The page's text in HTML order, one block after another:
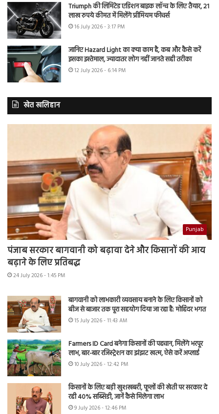
Triumph की लिमिटेड एडिशन बाइक लॉन्च के लिए तैयार, 21
लाख रुपये कीमत में मिलेंगे प्रीमियम फीचर्स
16 July 2026 - 3:17 PM
जानिए Hazard Light का क्या काम है, कब और कैसे करें
इसका इस्तेमाल, ज्यादातर लोग नहीं जानते सही तरीका
12 July 2026 - 6:14 PM
खेत खलिहान
Punjab
पंजाब सरकार बागवानी को बढ़ावा देने और किसानों की आय
बढ़ाने के लिए प्रतिबद्ध
24 July 2026 - 1:45 PM
बागवानी को लाभकारी व्यवसाय बनाने के लिए किसानों को
बीज से बाजार तक पूरा सहयोग दिया जा रहा है: मोहिंदर भगत
15 July 2026 - 11:43 AM
Farmers ID Card बनेगा किसानों की पहचान, मिलेंगे भरपूर
लाभ, बार-बार रजिस्ट्रेशन का झंझट खत्म, ऐसे करें अप्लाई
10 July 2026 - 12:42 PM
किसानों के लिए बड़ी खुशखबरी, फूलों की खेती पर सरकार दे
रही 40% सब्सिडी, जानें कैसे मिलेगा लाभ
9 July 2026 - 12:46 PM